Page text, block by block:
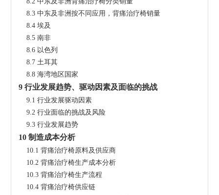
    8.3 中东及非洲按不同应用，背痛治疗椅销量
    8.4 埃及
    8.5 南非
    8.6 以色列
    8.7 土耳其
    8.8 海湾地区国家
9 行业发展趋势、驱动因素及面临的挑战
    9.1 行业发展驱动因素
    9.2 行业面临的挑战及风险
    9.3 行业发展趋势
10 制造成本分析
    10.1 背痛治疗椅原料及供应商
    10.2 背痛治疗椅生产成本分析
    10.3 背痛治疗椅生产流程
    10.4 背痛治疗椅供应链